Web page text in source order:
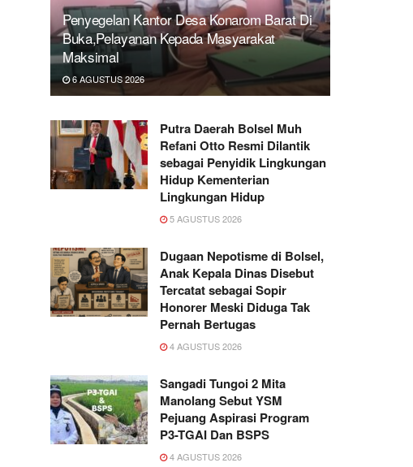
Penyegelan Kantor Desa Konarom Barat Di
Buka,Pelayanan Kepada Masyarakat
Maksimal
6 AGUSTUS 2026
Putra Daerah Bolsel Muh
Refani Otto Resmi Dilantik
sebagai Penyidik Lingkungan
Hidup Kementerian
Lingkungan Hidup
5 AGUSTUS 2026
Dugaan Nepotisme di Bolsel,
Anak Kepala Dinas Disebut
Tercatat sebagai Sopir
Honorer Meski Diduga Tak
Pernah Bertugas
4 AGUSTUS 2026
Sangadi Tungoi 2 Mita
Manolang Sebut YSM
Pejuang Aspirasi Program
P3-TGAI Dan BSPS
4 AGUSTUS 2026